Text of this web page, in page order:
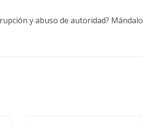
y abuso de autoridad? Mándalo